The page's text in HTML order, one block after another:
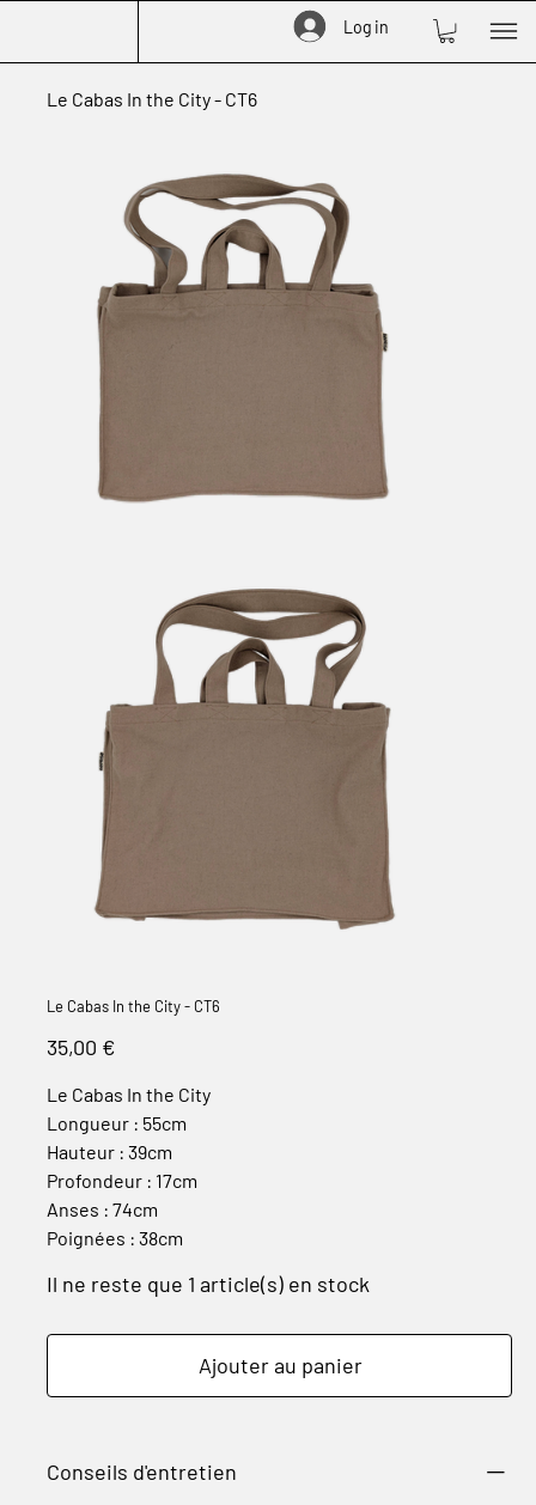
Log in
Le Cabas In the City - CT6
Le Cabas In the City - CT6
35,00 €
Le Cabas In the City
Longueur : 55cm
Hauteur : 39cm
Profondeur : 17cm
Anses : 74cm
Poignées : 38cm
Il ne reste que 1 article(s) en stock
Ajouter au panier
Conseils d'entretien